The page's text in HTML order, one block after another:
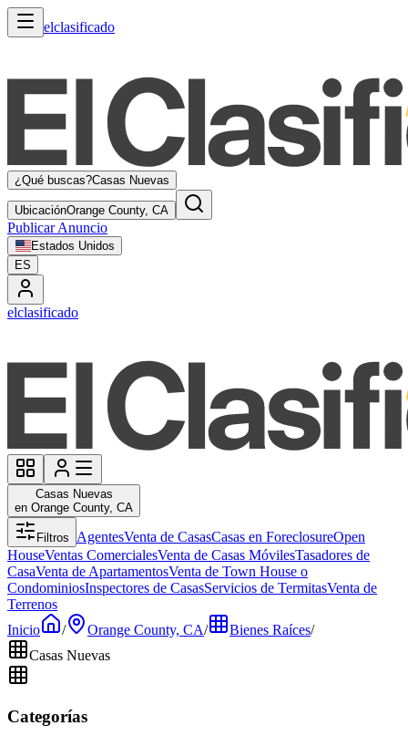
elclasificado
¿Qué buscas?Casas Nuevas
UbicaciónOrange County, CA
Publicar Anuncio
Estados Unidos
ES
elclasificado
Casas Nuevas
en Orange County, CA
Filtros AgentesVenta de CasasCasas en ForeclosureOpen
HouseVentas ComercialesVenta de Casas MóvilesTasadores de
CasaVenta de ApartamentosVenta de Town House o
CondominiosInspectores de CasasServicios de TermitasVenta de
Terrenos
Inicio
/ Orange County, CA/ Bienes Raíces/
Casas Nuevas
Categorías